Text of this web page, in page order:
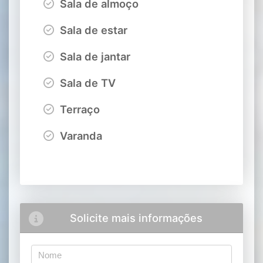
Sala de almoço
Sala de estar
Sala de jantar
Sala de TV
Terraço
Varanda
Solicite mais informações